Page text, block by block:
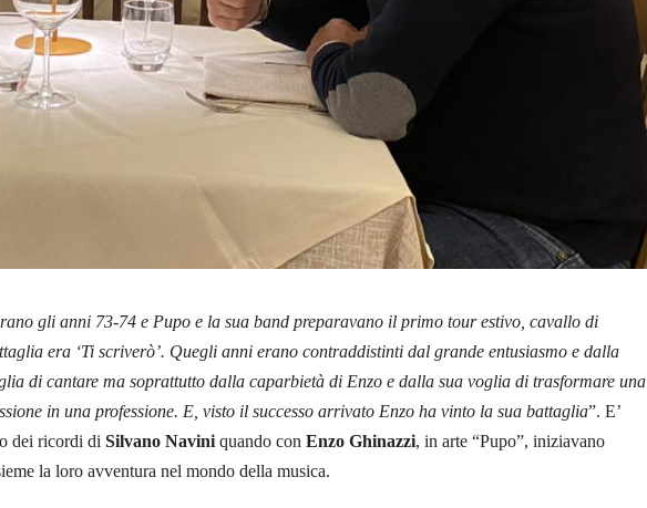
gli anni 73-74 e Pupo e la sua band preparavano il primo tour estivo, cavallo di
era ‘Ti scriverò’. Quegli anni erano contraddistinti dal grande entusiasmo e dalla
di cantare ma soprattutto dalla caparbietà di Enzo e dalla sua voglia di trasformare una
in una professione. E, visto il successo arrivato Enzo ha vinto la sua battaglia”. E’
dei ricordi di Silvano Navini quando con Enzo Ghinazzi, in arte “Pupo”, iniziavano
la loro avventura nel mondo della musica.